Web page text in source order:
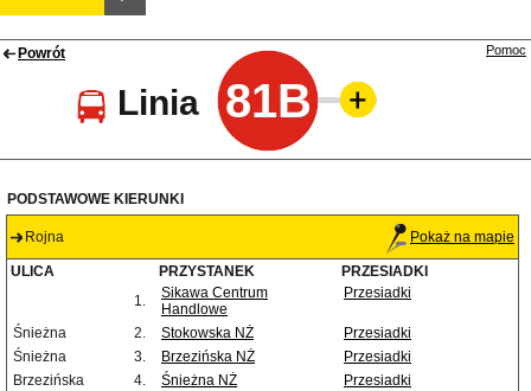
Powrót
Linia 81B
Pomoc
PODSTAWOWE KIERUNKI
Rojna Pokaż na mapie
ULICA PRZYSTANEK
PRZESIADKI
1.
Sikawa Centrum
Handlowe
Przesiadki
Śnieżna 2. Stokowska NŻ
Przesiadki
Śnieżna
3. Brzezińska NŻ
Przesiadki
Brzezińska
4. Śnieżna NŻ
Przesiadki